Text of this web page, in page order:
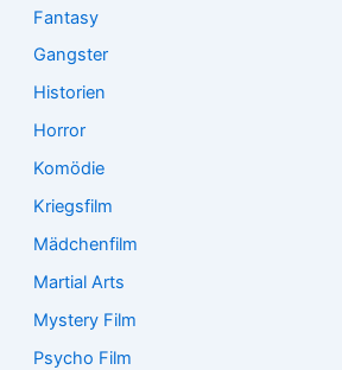
Fantasy
Gangster
Historien
Horror
Komödie
Kriegsfilm
Mädchenfilm
Martial Arts
Mystery Film
Psycho Film